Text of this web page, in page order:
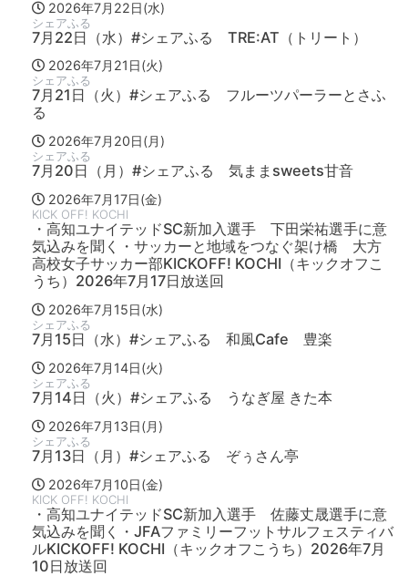
2026年7月22日(水)
シェアふる
7月22日（水）#シェアふる TRE:AT（トリート）
2026年7月21日(火)
シェアふる
7月21日（火）#シェアふる フルーツパーラーとさふ
る
2026年7月20日(月)
シェアふる
7月20日（月）#シェアふる 気ままsweets甘音
2026年7月17日(金)
KICK OFF! KOCHI
・高知ユナイテッドSC新加入選手 下田栄祐選手に意
気込みを聞く・サッカーと地域をつなぐ架け橋 大方
高校女子サッカー部KICKOFF! KOCHI（キックオフこ
うち）2026年7月17日放送回
2026年7月15日(水)
シェアふる
7月15日（水）#シェアふる 和風Cafe 豊楽
2026年7月14日(火)
シェアふる
7月14日（火）#シェアふる うなぎ屋 きた本
2026年7月13日(月)
シェアふる
7月13日（月）#シェアふる ぞぅさん亭
2026年7月10日(金)
KICK OFF! KOCHI
・高知ユナイテッドSC新加入選手 佐藤丈晟選手に意
気込みを聞く・JFAファミリーフットサルフェスティバ
ルKICKOFF! KOCHI（キックオフこうち）2026年7月
10日放送回